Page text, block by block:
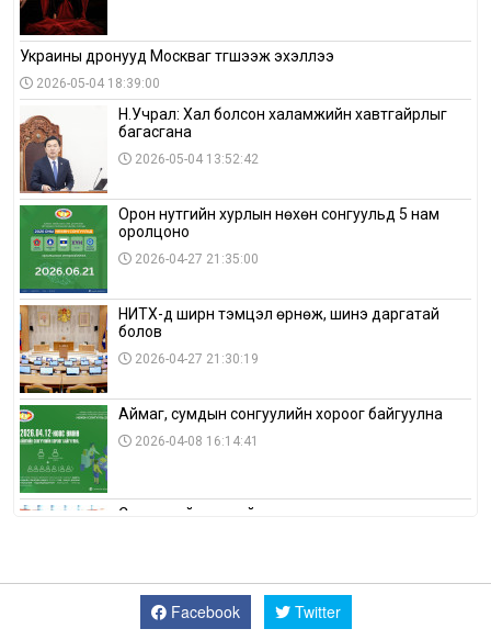
Facebook Twitter
Украины дронууд Москваг түгшээж эхэллээ
2026-05-04 18:39:00
Н.Учрал: Хал болсон халамжийн хавтгайрлыг
багасгана
2026-05-04 13:52:42
Орон нутгийн хурлын нөхөн сонгуульд 5 нам
оролцоно
2026-04-27 21:35:00
НИТХ-д ширүүн тэмцэл өрнөж, шинэ даргатай
болов
2026-04-27 21:30:19
Аймаг, сумдын сонгуулийн хороог байгуулна
2026-04-08 16:14:41
Сонгуулийн хуулийн зөрчил, шалгах,
“Дэлхийн мөнгөний долоо хоног-2026” аян Төв
аймагт үргэлжилж байна